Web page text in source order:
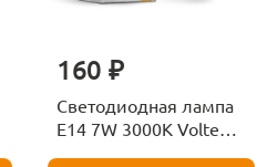
160 ₽
Светодиодная лампа
E14 7W 3000K Voltega